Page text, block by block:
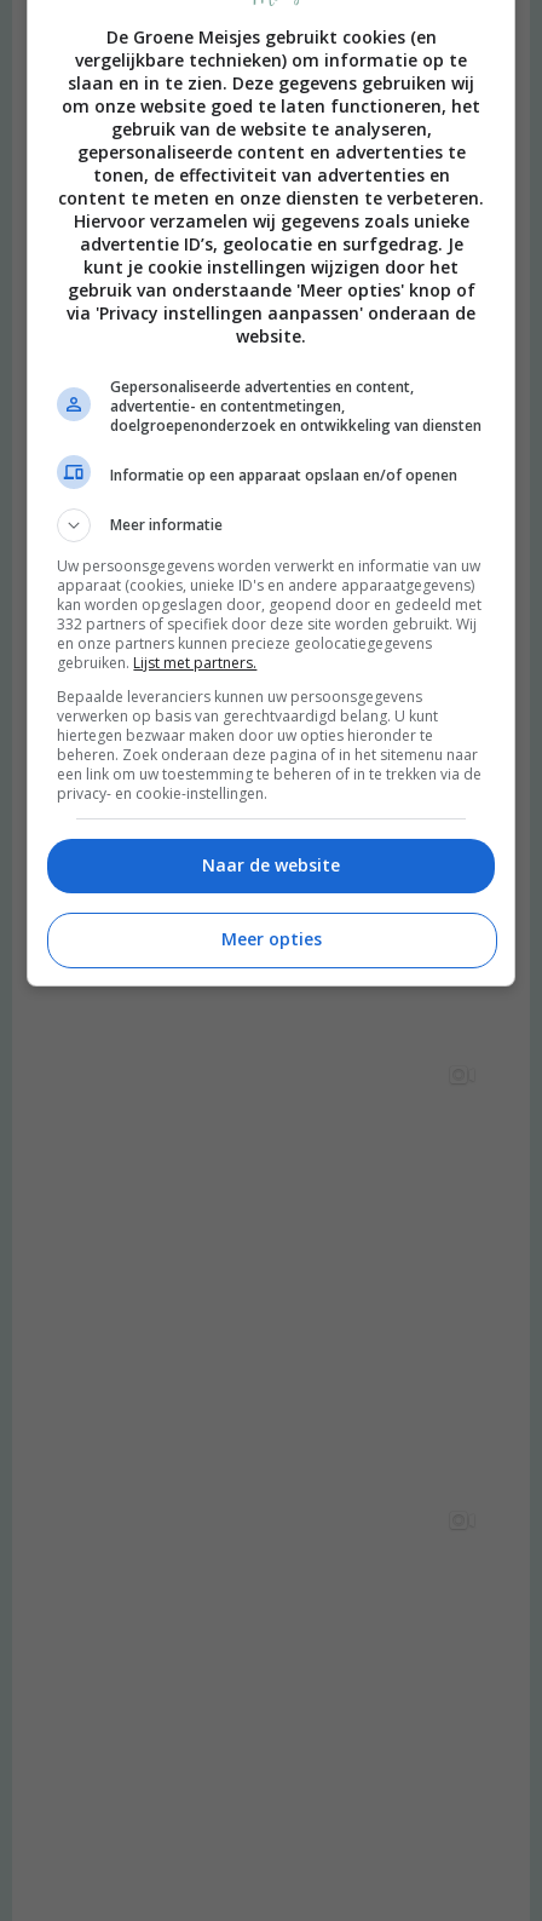
De Groene Meisjes gebruikt cookies (en
vergelijkbare technieken) om informatie op te
slaan en in te zien. Deze gegevens gebruiken wij
om onze website goed te laten functioneren, het
gebruik van de website te analyseren,
gepersonaliseerde content en advertenties te
tonen, de effectiviteit van advertenties en
content te meten en onze diensten te verbeteren.
Hiervoor verzamelen wij gegevens zoals unieke
advertentie ID’s, geolocatie en surfgedrag. Je
kunt je cookie instellingen wijzigen door het
gebruik van onderstaande 'Meer opties' knop of
via 'Privacy instellingen aanpassen' onderaan de
website.
Gepersonaliseerde advertenties en content,
advertentie- en contentmetingen,
doelgroepenonderzoek en ontwikkeling van diensten
Informatie op een apparaat opslaan en/of openen
Meer informatie
Uw persoonsgegevens worden verwerkt en informatie van uw
apparaat (cookies, unieke ID's en andere apparaatgegevens)
kan worden opgeslagen door, geopend door en gedeeld met
332 partners of specifiek door deze site worden gebruikt. Wij
en onze partners kunnen precieze geolocatiegegevens
gebruiken. Lijst met partners.
Bepaalde leveranciers kunnen uw persoonsgegevens
verwerken op basis van gerechtvaardigd belang. U kunt
hiertegen bezwaar maken door uw opties hieronder te
beheren. Zoek onderaan deze pagina of in het sitemenu naar
een link om uw toestemming te beheren of in te trekken via de
privacy- en cookie-instellingen.
Naar de website
Meer opties